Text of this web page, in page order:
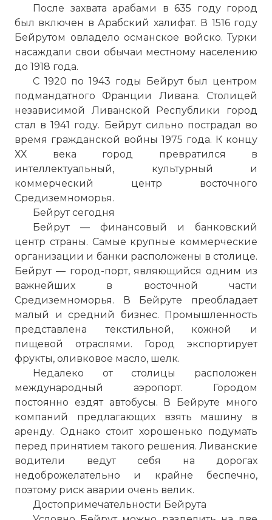
После захвата арабами в 635 году город
был включен в Арабский халифат. В 1516 году
Бейрутом овладело османское войско. Турки
насаждали свои обычаи местному населению
до 1918 года.
С 1920 по 1943 годы Бейрут был центром
подмандатного Франции Ливана. Столицей
независимой Ливанской Республики город
стал в 1941 году. Бейрут сильно пострадал во
время гражданской войны 1975 года. К концу
ХХ века город превратился в
интеллектуальный, культурный и
коммерческий центр восточного
Средиземноморья.
Бейрут сегодня
Бейрут — финансовый и банковский
центр страны. Самые крупные коммерческие
организации и банки расположены в столице.
Бейрут — город-порт, являющийся одним из
важнейших в восточной части
Средиземноморья. В Бейруте преобладает
малый и средний бизнес. Промышленность
представлена текстильной, кожной и
пищевой отраслями. Город экспортирует
фрукты, оливковое масло, шелк.
Недалеко от столицы расположен
международный аэропорт. Городом
постоянно ездят автобусы. В Бейруте много
компаний предлагающих взять машину в
аренду. Однако стоит хорошенько подумать
перед принятием такого решения. Ливанские
водители ведут себя на дорогах
недоброжелательно и крайне беспечно,
поэтому риск аварии очень велик.
Достопримечательности Бейрута